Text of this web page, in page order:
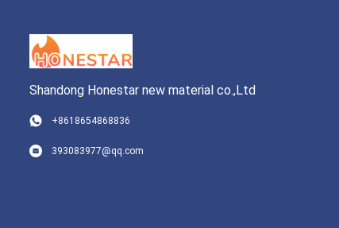
Shandong Honestar new material co.,Ltd
+8618654868836
393083977@qq.com